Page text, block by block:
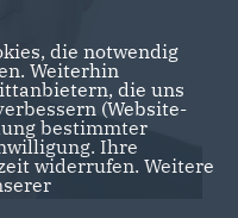
die notwendig
Weiterhin
die uns
(Website-
bestimmter
Ihre
widerrufen. Weitere